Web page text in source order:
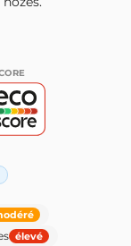
élevé